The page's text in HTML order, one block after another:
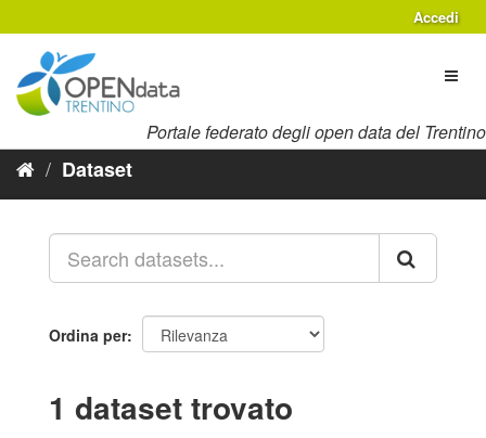
al
contenuto
Accedi
Portale federato degli open data del Trentino
Dataset
Ordina per
1 dataset trovato